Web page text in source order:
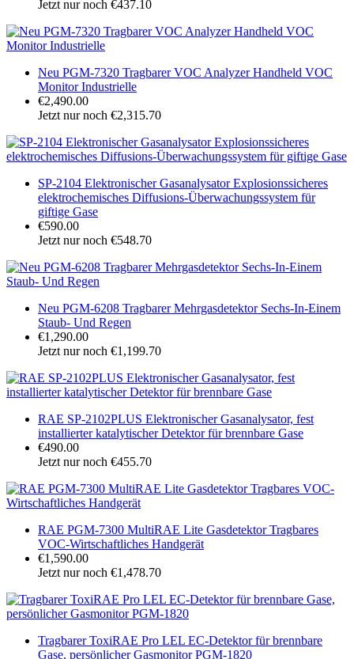
Jetzt nur noch €437.10
Neu PGM-7320 Tragbarer VOC Analyzer Handheld VOC
Monitor Industrielle
€2,490.00
Jetzt nur noch €2,315.70
SP-2104 Elektronischer Gasanalysator Explosionssicheres
elektrochemisches Diffusions-Überwachungssystem für
giftige Gase
€590.00
Jetzt nur noch €548.70
Neu PGM-6208 Tragbarer Mehrgasdetektor Sechs-In-Einem
Staub- Und Regen
€1,290.00
Jetzt nur noch €1,199.70
RAE SP-2102PLUS Elektronischer Gasanalysator, fest
installierter katalytischer Detektor für brennbare Gase
€490.00
Jetzt nur noch €455.70
RAE PGM-7300 MultiRAE Lite Gasdetektor Tragbares
VOC-Wirtschaftliches Handgerät
€1,590.00
Jetzt nur noch €1,478.70
Tragbarer ToxiRAE Pro LEL EC-Detektor für brennbare
Gase, persönlicher Gasmonitor PGM-1820